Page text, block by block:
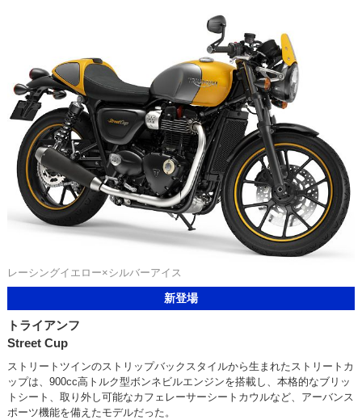
レーシングイエロー×シルバーアイス
新登場
トライアンフ
Street Cup
ストリートツインのストリップバックスタイルから生まれたストリートカ
ップは、900cc高トルク型ボンネビルエンジンを搭載し、本格的なブリッ
トシート、取り外し可能なカフェレーサーシートカウルなど、アーバンス
ポーツ機能を備えたモデルだった。